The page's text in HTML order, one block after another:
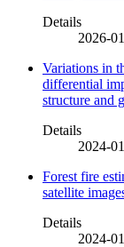
Details
2026-
Variations in
differential
structure and
Details
2024-
Forest fire
satellite
Details
2024-